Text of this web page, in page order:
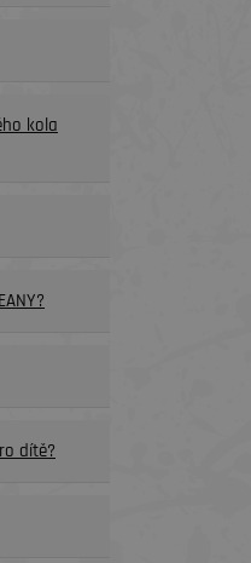
kola
dítě?